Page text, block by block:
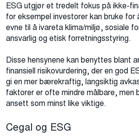
ESG utgjør et tredelt fokus på ikke-
for eksempel investorer kan bruke for
evne til å ivareta klima/miljø, sosiale
ansvarlig og etisk forretningsstyring.
Disse hensynene kan benyttes blant
finansiell risikovurdering, der en god
gi en mer bærekraftig, langsiktig
faktorer er ofte mindre målbare, men
ansett som minst like viktige.
Cegal og ESG